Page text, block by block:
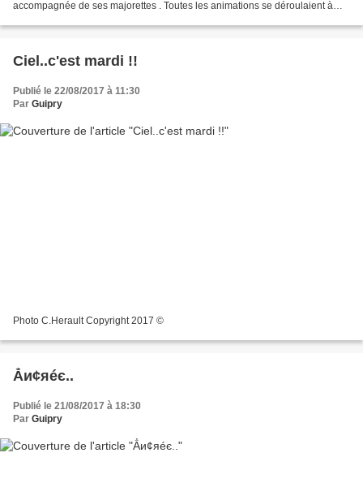
accompagnée de ses majorettes . Toutes les animations se déroulaient à
Ciel..c'est mardi !!
Publié le 22/08/2017 à 11:30
Par Guipry
Photo C.Herault Copyright 2017 ©
Ẳи¢яéє..
Publié le 21/08/2017 à 18:30
Par Guipry